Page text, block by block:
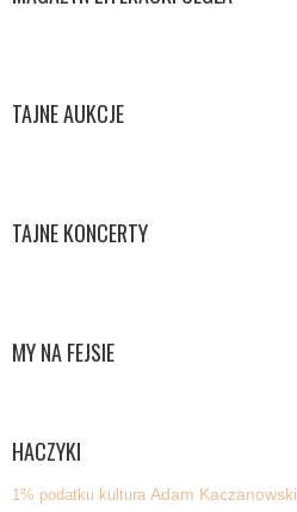
TAJNE AUKCJE
TAJNE KONCERTY
MY NA FEJSIE
HACZYKI
1% podatku kultura Adam Kaczanowski